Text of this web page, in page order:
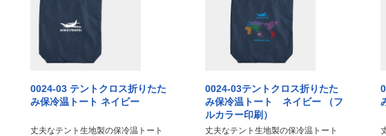
0024-03 テントクロス折りたた
み保冷温トート ネイビー
丈夫なテント生地製の保冷温トート
0024-03テントクロス折りたた
み保冷温トート ネイビー （フ
ルカラー印刷）
丈夫なテント生地製の保冷温トート